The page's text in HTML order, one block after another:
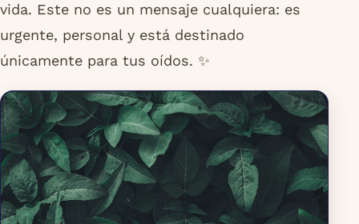
vida. Este no es un mensaje cualquiera: es
urgente, personal y está destinado
únicamente para tus oídos. ✨